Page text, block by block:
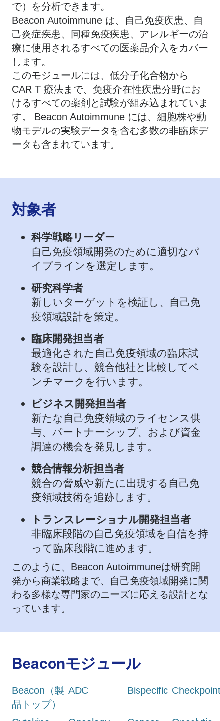
で）を分析できます。
Beacon Autoimmune は、自己免疫疾患、自
己炎症疾患、同種免疫疾患、アレルギーの治
療に使用されるすべての医薬品介入をカバー
します。
このモジュールには、低分子化合物から
CAR T 療法まで、免疫介在性疾患分野にお
けるすべての薬剤と試験が組み込まれていま
す。 Beacon Autoimmune には、細胞株や動
物モデルの実験データを含む多数の非臨床デ
ータも含まれています。
対象者
科学戦略リーダー
自己免疫領域開発のために適切なパ
イプラインを選定します。
研究科学者
新しいターゲットを検証し、自己免
疫領域設計を策定。
臨床開発担当者
最適化された自己免疫領域の臨床試
験を設計し、競合他社と比較してベ
ンチマークを行います。
ビジネス開発担当者
新たな自己免疫領域のライセンス供
与、パートナーシップ、および資金
調達の機会を発見します。
競合情報分析担当者
競合の脅威や新たに出現する自己免
疫領域技術を追跡します。
トランスレーショナル開発担当者
非臨床段階の自己免疫領域を自信を持
って臨床段階に進めます。
このように、Beacon Autoimmuneは研究開
発から商業戦略まで、自己免疫領域開発に関
わる多様な専門家のニーズに応える設計とな
っています。
Beaconモジュール
Beacon（製
品トップ）
ADC Bispecific Checkpoint